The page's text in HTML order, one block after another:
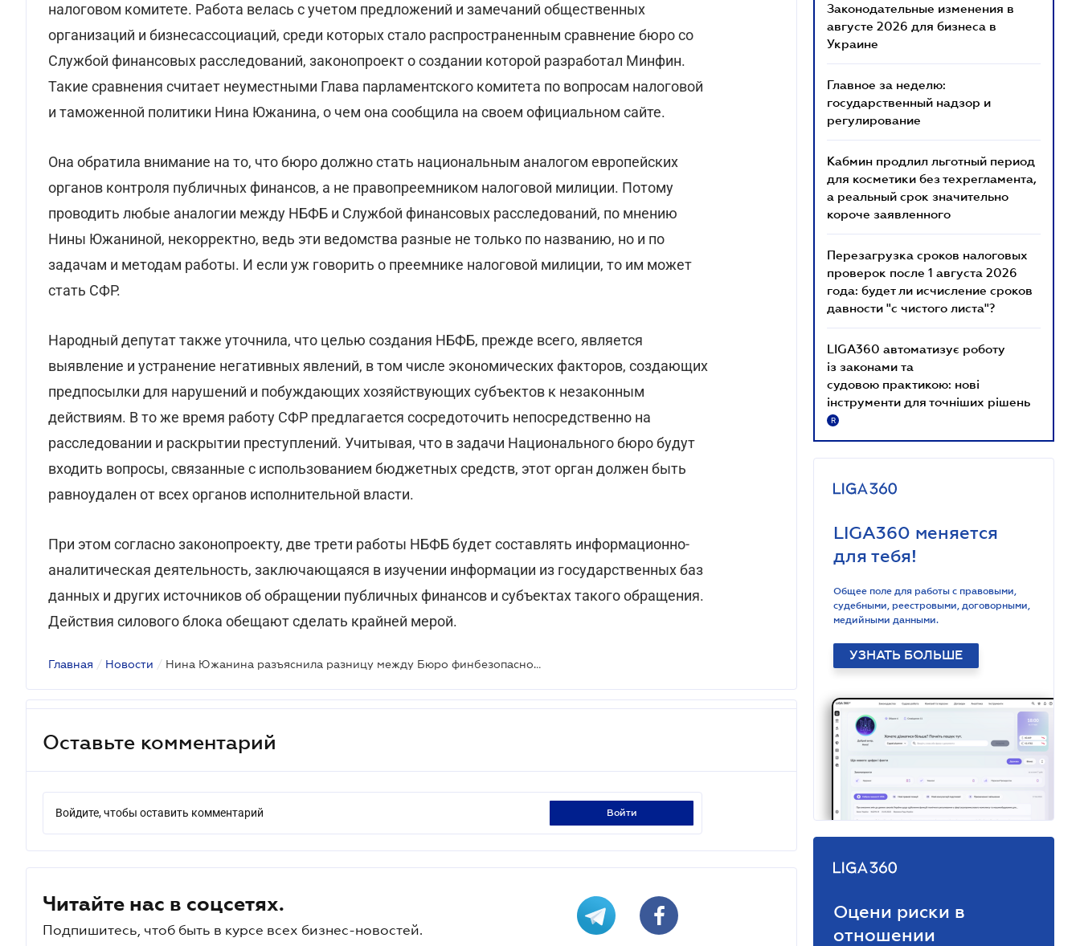
налоговом комитете. Работа велась с учетом предложений и замечаний общественных
организаций и бизнесассоциаций, среди которых стало распространенным сравнение бюро со
Службой финансовых расследований, законопроект о создании которой разработал Минфин.
Такие сравнения считает неуместными Глава парламентского комитета по вопросам налоговой
и таможенной политики Нина Южанина, о чем она сообщила на своем официальном сайте.
Она обратила внимание на то, что бюро должно стать национальным аналогом европейских
органов контроля публичных финансов, а не правопреемником налоговой милиции. Потому
проводить любые аналогии между НБФБ и Службой финансовых расследований, по мнению
Нины Южаниной, некорректно, ведь эти ведомства разные не только по названию, но и по
задачам и методам работы. И если уж говорить о преемнике налоговой милиции, то им может
стать СФР.
Народный депутат также уточнила, что целью создания НБФБ, прежде всего, является
выявление и устранение негативных явлений, в том числе экономических факторов, создающих
предпосылки для нарушений и побуждающих хозяйствующих субъектов к незаконным
действиям. В то же время работу СФР предлагается сосредоточить непосредственно на
расследовании и раскрытии преступлений. Учитывая, что в задачи Национального бюро будут
входить вопросы, связанные с использованием бюджетных средств, этот орган должен быть
равноудален от всех органов исполнительной власти.
При этом согласно законопроекту, две трети работы НБФБ будет составлять информационно-
аналитическая деятельность, заключающаяся в изучении информации из государственных баз
данных и других источников об обращении публичных финансов и субъектах такого обращения.
Действия силового блока обещают сделать крайней мерой.
Главная / Новости / Нина Южанина разъяснила разницу между Бюро финбезопасности и Службой финрасследований
Оставьте комментарий
Войдите, чтобы оставить комментарий войти
Читайте нас в соцсетях.
Подпишитесь, чтоб быть в курсе всех бизнес-новостей.
Законодательные изменения в
августе 2026 для бизнеса в
Украине
Главное за неделю:
государственный надзор и
регулирование
Кабмин продлил льготный период
для косметики без техрегламента,
а реальный срок значительно
короче заявленного
Перезагрузка сроков налоговых
проверок после 1 августа 2026
года: будет ли исчисление сроков
давности "с чистого листа"?
LIGA360 автоматизує роботу
із законами та
судовою практикою: нові
інструменти для точніших рішень
R
LIGA360 меняется
для тебя!
Общее поле для работы с правовыми,
судебными, реестровыми, договорными,
медийными данными.
УЗНАТЬ БОЛЬШЕ
Оцени риски в
отношении